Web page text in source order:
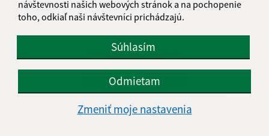
návštevnosti našich webových stránok a na pochopenie
toho, odkiaľ naši návštevníci prichádzajú.
Súhlasím
Odmietam
Zmeniť moje nastavenia
Informácie o stránke:
Vyhlásenie o prístupnosti
Autorské práva
Ochrana osobných údajov